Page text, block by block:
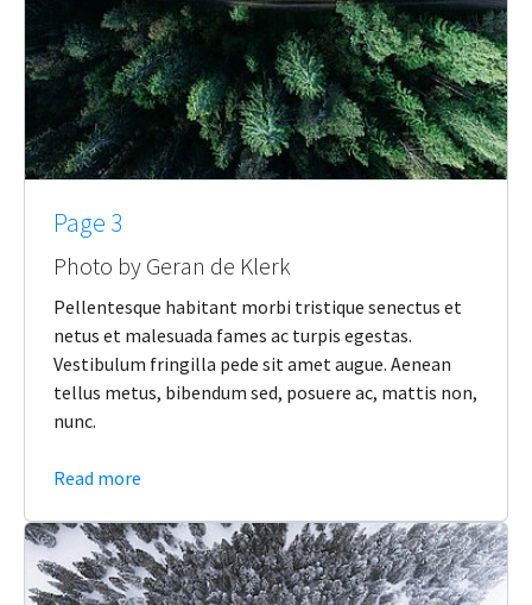
Page 3
Photo by Geran de Klerk
Pellentesque habitant morbi tristique senectus et
netus et malesuada fames ac turpis egestas.
Vestibulum fringilla pede sit amet augue. Aenean
tellus metus, bibendum sed, posuere ac, mattis non,
nunc.
Read more